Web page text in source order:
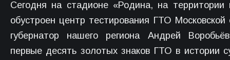
Сегодня на стадионе «Родина, на территории
обустроен центр тестирования ГТО Московской
губернатор нашего региона Андрей
первые десять золотых знаков ГТО в истории